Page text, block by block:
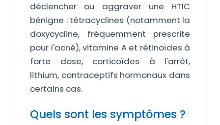
déclencher ou aggraver une HTIC
bénigne : tétracyclines (notamment la
doxycycline, fréquemment prescrite
pour l'acné), vitamine A et rétinoïdes à
forte dose, corticoïdes à l'arrêt,
lithium, contraceptifs hormonaux dans
certains cas.
Quels sont les symptômes ?